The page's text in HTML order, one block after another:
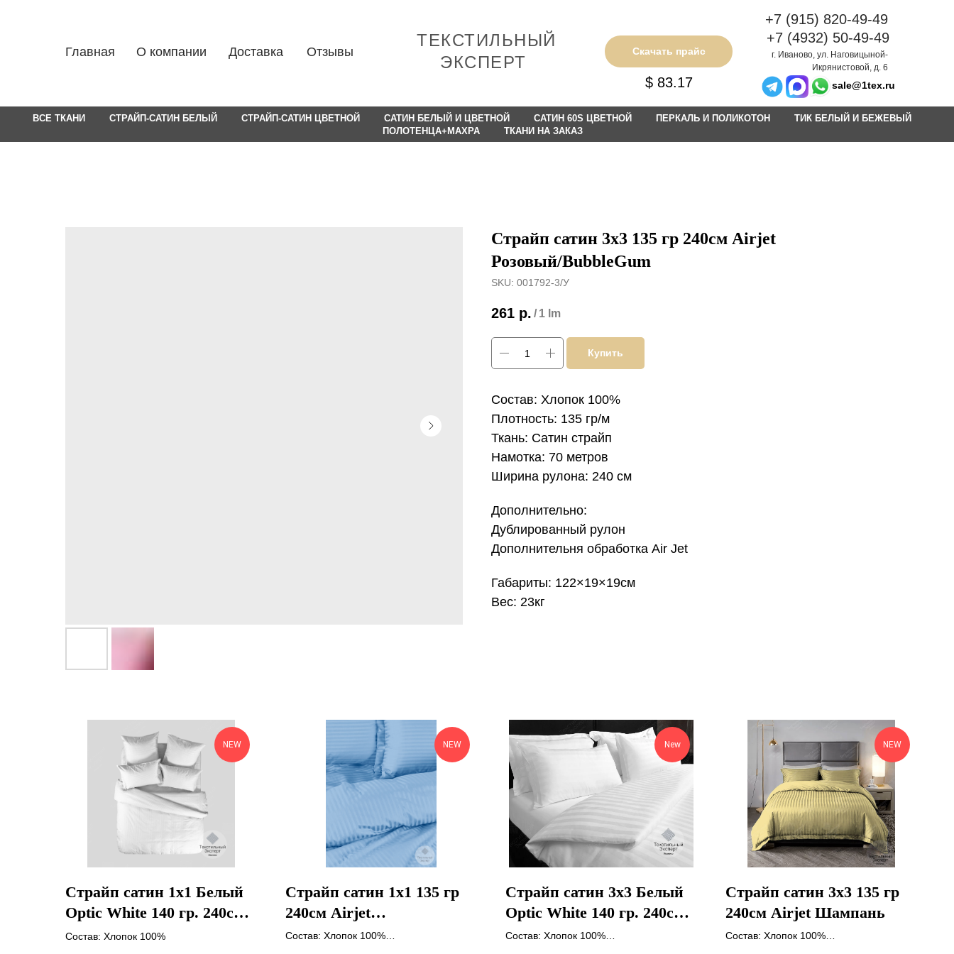
О компании Доставка Отзывы
ТЕКСТИЛЬНЫЙ
ЭКСПЕРТ
+7 (915) 820-49-49
г. Иваново, ул. Наговицыной-
Икрянистовой, д. 6
Главная Скачать прайс
$ 83.17 sale@1tex.ru
+7 (4932) 50-49-49
ВСЕ ТКАНИ СТРАЙП-САТИН БЕЛЫЙ СТРАЙП-САТИН ЦВЕТНОЙ САТИН БЕЛЫЙ И ЦВЕТНОЙ САТИН 60S ЦВЕТНОЙ ПЕРКАЛЬ И ПОЛИКОТОН
ТИК БЕЛЫЙ И БЕЖЕВЫЙ
ПОЛОТЕНЦА+МАХРА
ТКАНИ НА ЗАКАЗ
Страйп сатин 3х3 135 гр 240см Airjet
Розовый/BubbleGum
SKU: 001792-3/У
261 р. / 1 lm
Купить
Состав: Хлопок 100%
Плотность: 135 гр/м
Ткань: Сатин страйп
Намотка: 70 метров
Ширина рулона: 240 см
Дополнительно:
Дублированный рулон
Дополнительня обработка Air Jet
Габариты: 122×19×19см
Вес: 23кг
NEW
Страйп сатин 1х1 Белый
Optic White 140 гр. 240см
Airjet Китай
Состав: Хлопок 100%
NEW
Страйп сатин 1х1 135 гр
240см Airjet
Голубой/Bubble Gum
Состав: Хлопок 100%
New
Страйп сатин 3х3 Белый
Optic White 140 гр. 240см
Airjet Китай
Состав: Хлопок 100%
NEW
Страйп сатин 3х3 135 гр
240см Airjet Шампань
Состав: Хлопок 100%